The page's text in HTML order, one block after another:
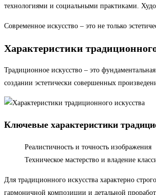
технологиями и социальными практиками.
Современное искусство – это не только
Характеристики
Традиционное искусство – это
создании эстетически совершенных
Ключевые характеристики
Реалистичность и точность изображения
Техническое мастерство и владение
Для традиционного искусства характерно
гармоничной композиции и детальной